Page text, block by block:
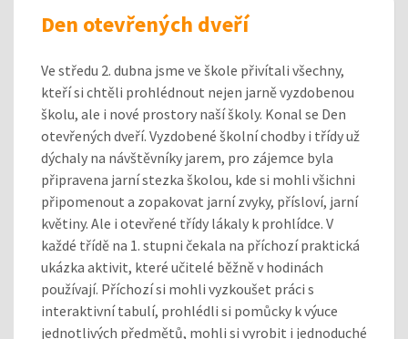
Den otevřených dveří
Ve středu 2. dubna jsme ve škole přivítali všechny,
kteří si chtěli prohlédnout nejen jarně vyzdobenou
školu, ale i nové prostory naší školy. Konal se Den
otevřených dveří. Vyzdobené školní chodby i třídy už
dýchaly na návštěvníky jarem, pro zájemce byla
připravena jarní stezka školou, kde si mohli všichni
připomenout a zopakovat jarní zvyky, přísloví, jarní
květiny. Ale i otevřené třídy lákaly k prohlídce. V
každé třídě na 1. stupni čekala na příchozí praktická
ukázka aktivit, které učitelé běžně v hodinách
používají. Příchozí si mohli vyzkoušet práci s
interaktivní tabulí, prohlédli si pomůcky k výuce
jednotlivých předmětů, mohli si vyrobit i jednoduché